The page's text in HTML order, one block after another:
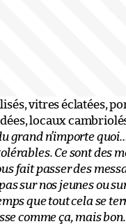
vitres éclatées,
locaux
grand n’importe
Ce sont des
fait passer des
sur nos jeunes ou
que tout cela se
comme ça, mais